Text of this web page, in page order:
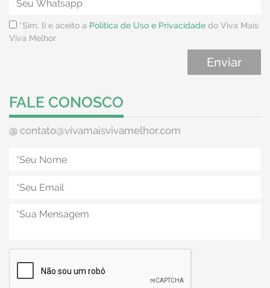
*Sim, li e aceito a Política de Uso e Privacidade do Viva Mais
Viva Melhor
FALE CONOSCO
@ contato@vivamaisvivamelhor.com